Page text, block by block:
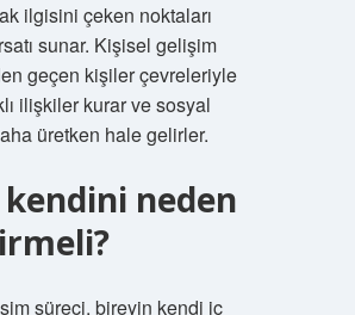
ilgisini çeken noktaları
sunar. Kişisel gelişim
geçen kişiler çevreleriyle
ilişkiler kurar ve sosyal
üretken hale gelirler.
neden
süreci, bireyin kendi iç